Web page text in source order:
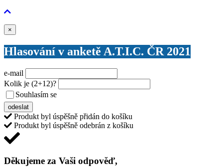
×
Hlasování v anketě A.T.I.C. ČR 2021
e-mail
Kolik je (2+12)?
Souhlasím se
odeslat
Produkt byl úspěšně přidán do košíku
Produkt byl úspěšně odebrán z košíku
Děkujeme za Vaši odpověď,